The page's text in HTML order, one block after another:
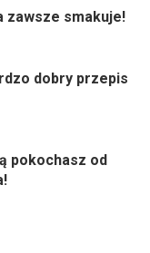
zawsze smakuje!
dobry przepis
pokochasz od